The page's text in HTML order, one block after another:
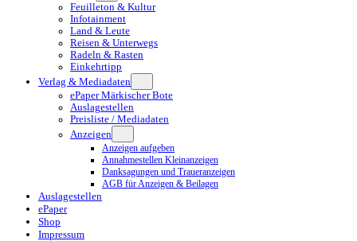
Feuilleton & Kultur
Infotainment
Land & Leute
Reisen & Unterwegs
Radeln & Rasten
Einkehrtipp
Verlag & Mediadaten
ePaper Märkischer Bote
Auslagestellen
Preisliste / Mediadaten
Anzeigen
Anzeigen aufgeben
Annahmestellen Kleinanzeigen
Danksagungen und Traueranzeigen
AGB für Anzeigen & Beilagen
Auslagestellen
ePaper
Shop
Impressum